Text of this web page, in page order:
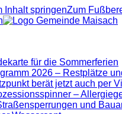
Inhalt springenZum
für die Sommerferien
2026 – Restplätze
berät jetzt auch per
–
und